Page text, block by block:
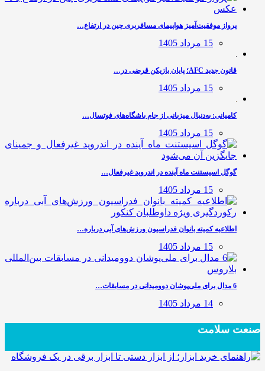
پرواز موفقیت‌آمیز هواپیمای مسافربری چین در ارتفاع…
15 مرداد 1405
قانون جدید AFC؛ پایان بازیکن قرضی در…
15 مرداد 1405
کامیانی: به‌دنبال میزبانی از جام باشگاه‌های فوتسال…
15 مرداد 1405
گوگل اسیستنت ماه آینده در اندروید غیرفعال…
15 مرداد 1405
اطلاعیه کمیته بانوان فدراسیون ورزش‌های آبی درباره…
15 مرداد 1405
6 مدال برای ملی‌پوشان دوومیدانی در مسابقات…
14 مرداد 1405
صنعت سلامت